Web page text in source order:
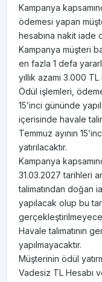
Kampanya
ödemesi yapan
hesabına nakit iade
Kampanya müşteri
en fazla 1 defa
yıllık azami 3.000
Ödül işlemleri,
15’inci gününde
içerisinde havale
Temmuz ayının
yatırılacaktır.
Kampanya
31.03.2027 tarihleri
talimatından doğan
yapılacak olup bu
Havale talimatının
yapılmayacaktır.
Müşterinin ödül
Vadesiz TL Hesabı